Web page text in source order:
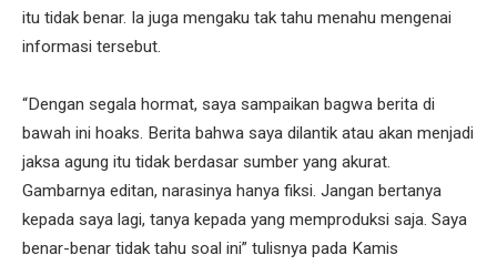
itu tidak benar. Ia juga mengaku tak tahu menahu mengenai
informasi tersebut.
“Dengan segala hormat, saya sampaikan bagwa berita di
bawah ini hoaks. Berita bahwa saya dilantik atau akan menjadi
jaksa agung itu tidak berdasar sumber yang akurat.
Gambarnya editan, narasinya hanya fiksi. Jangan bertanya
kepada saya lagi, tanya kepada yang memproduksi saja. Saya
benar-benar tidak tahu soal ini” tulisnya pada Kamis